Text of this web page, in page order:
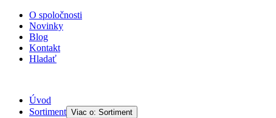
O spoločnosti
Novinky
Blog
Kontakt
Hladať
Úvod
Sortiment Viac o: Sortiment